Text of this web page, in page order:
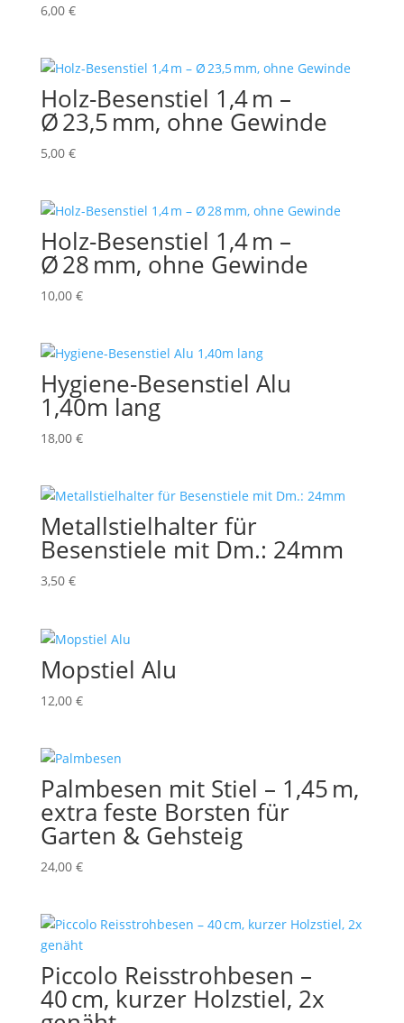
6,00 €
Holz-Besenstiel 1,4 m –
Ø 23,5 mm, ohne Gewinde
5,00 €
Holz-Besenstiel 1,4 m –
Ø 28 mm, ohne Gewinde
10,00 €
Hygiene-Besenstiel Alu
1,40m lang
18,00 €
Metallstielhalter für
Besenstiele mit Dm.: 24mm
3,50 €
Mopstiel Alu
12,00 €
Palmbesen mit Stiel – 1,45 m,
extra feste Borsten für
Garten & Gehsteig
24,00 €
Piccolo Reisstrohbesen –
40 cm, kurzer Holzstiel, 2x